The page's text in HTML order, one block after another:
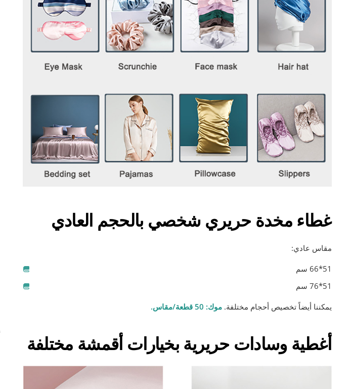
غطاء مخدة حريري شخصي بالحجم العادي
مقاس عادي:
51*66 سم
51*76 سم
يمكننا أيضاً تخصيص أحجام مختلفة.موك: 50 قطعة/مقاس.
أغطية وسادات حريرية بخيارات أقمشة مختلفة